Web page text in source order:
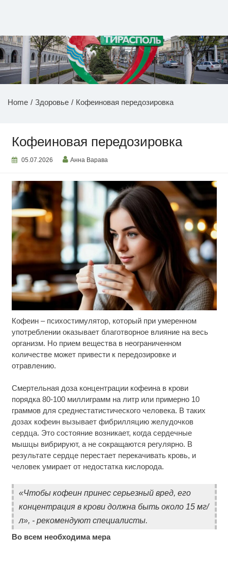
НОВОСТИ ПРИДНЕСТРОВЬЯ
Home Здоровье Кофеиновая передозировка
Кофеиновая передозировка
05.07.2026 Анна Варава
Кофеин – психостимулятор, который при умеренном
употреблении оказывает благотворное влияние на весь
организм. Но прием вещества в неограниченном
количестве может привести к передозировке и
отравлению.
Смертельная доза концентрации кофеина в крови
порядка 80-100 миллиграмм на литр или примерно 10
граммов для среднестатистического человека. В таких
дозах кофеин вызывает фибрилляцию желудочков
сердца. Это состояние возникает, когда сердечные
мышцы вибрируют, а не сокращаются регулярно. В
результате сердце перестает перекачивать кровь, и
человек умирает от недостатка кислорода.
«Чтобы кофеин принес серьезный вред, его
концентрация в крови должна быть около 15 мг/
л», - рекомендуют специалисты.
Во всем необходима мера
Ролик длится пару секунд, но вы будете в шоке
Ролик из Омска: вы будете смеяться долго
2026 года